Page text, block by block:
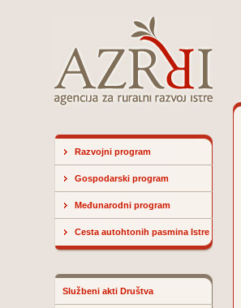
Razvojni program
Gospodarski program
Međunarodni program
Cesta autohtonih pasmina Istre
Službeni akti Društva